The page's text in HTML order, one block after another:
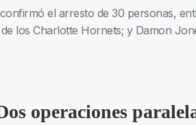
el arresto de 30 personas,
los Charlotte Hornets; y Damon
operaciones